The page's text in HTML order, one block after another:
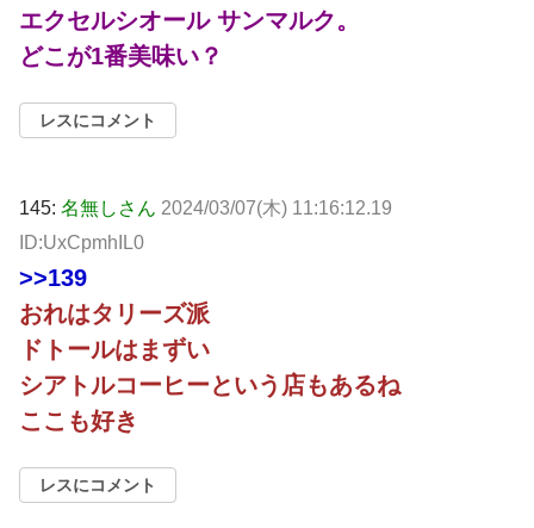
エクセルシオール サンマルク。
どこが1番美味い？
レスにコメント
145: 名無しさん 2024/03/07(木) 11:16:12.19
ID:UxCpmhIL0
>>139
おれはタリーズ派
ドトールはまずい
シアトルコーヒーという店もあるね
ここも好き
レスにコメント